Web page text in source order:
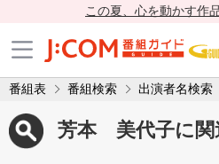
この夏、心を動かす作
番組表 番組検索 出演者名検索
芳本 美代子に関